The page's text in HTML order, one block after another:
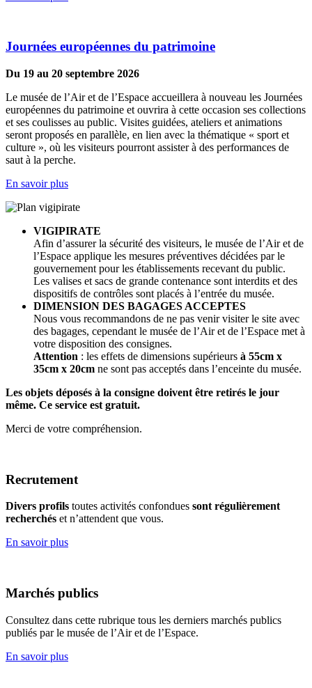
Journées européennes du patrimoine
Du 19 au 20 septembre 2026
Le musée de l’Air et de l’Espace accueillera à nouveau les Journées
européennes du patrimoine et ouvrira à cette occasion ses collections
et ses coulisses au public. Visites guidées, ateliers et animations
seront proposés en parallèle, en lien avec la thématique « sport et
culture », où les visiteurs pourront assister à des performances de
saut à la perche.
En savoir plus
VIGIPIRATE
Afin d’assurer la sécurité des visiteurs, le musée de l’Air et de
l’Espace applique les mesures préventives décidées par le
gouvernement pour les établissements recevant du public.
Les valises et sacs de grande contenance sont interdits et des
dispositifs de contrôles sont placés à l’entrée du musée.
DIMENSION DES BAGAGES ACCEPTES
Nous vous recommandons de ne pas venir visiter le site avec
des bagages, cependant le musée de l’Air et de l’Espace met à
votre disposition des consignes.
Attention : les effets de dimensions supérieurs à 55cm x
35cm x 20cm ne sont pas acceptés dans l’enceinte du musée.
Les objets déposés à la consigne doivent être retirés le jour
même. Ce service est gratuit.
Merci de votre compréhension.
Recrutement
Divers profils toutes activités confondues sont régulièrement
recherchés et n’attendent que vous.
En savoir plus
Marchés publics
Consultez dans cette rubrique tous les derniers marchés publics
publiés par le musée de l’Air et de l’Espace.
En savoir plus